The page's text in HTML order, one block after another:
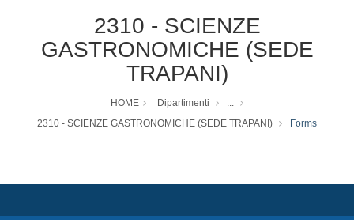
2310 - SCIENZE
GASTRONOMICHE (SEDE
TRAPANI)
HOME Dipartimenti
...
2310 - SCIENZE GASTRONOMICHE (SEDE TRAPANI)
Forms